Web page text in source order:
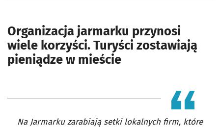
Organizacja jarmarku przynosi
wiele korzyści. Turyści zostawiają
pieniądze w mieście
Na Jarmarku zarabiają setki lokalnych firm, które